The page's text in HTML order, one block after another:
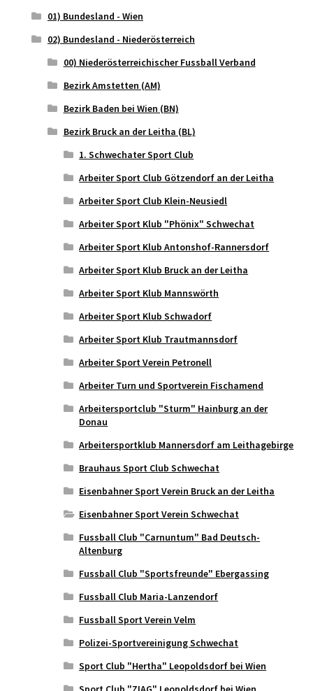
01) Bundesland - Wien
02) Bundesland - Niederösterreich
00) Niederösterreichischer Fussball Verband
Bezirk Amstetten (AM)
Bezirk Baden bei Wien (BN)
Bezirk Bruck an der Leitha (BL)
1. Schwechater Sport Club
Arbeiter Sport Club Götzendorf an der Leitha
Arbeiter Sport Club Klein-Neusiedl
Arbeiter Sport Klub "Phönix" Schwechat
Arbeiter Sport Klub Antonshof-Rannersdorf
Arbeiter Sport Klub Bruck an der Leitha
Arbeiter Sport Klub Mannswörth
Arbeiter Sport Klub Schwadorf
Arbeiter Sport Klub Trautmannsdorf
Arbeiter Sport Verein Petronell
Arbeiter Turn und Sportverein Fischamend
Arbeitersportclub "Sturm" Hainburg an der
Donau
Arbeitersportklub Mannersdorf am Leithagebirge
Brauhaus Sport Club Schwechat
Eisenbahner Sport Verein Bruck an der Leitha
Eisenbahner Sport Verein Schwechat
Fussball Club "Carnuntum" Bad Deutsch-
Altenburg
Fussball Club "Sportsfreunde" Ebergassing
Fussball Club Maria-Lanzendorf
Fussball Sport Verein Velm
Polizei-Sportvereinigung Schwechat
Sport Club "Hertha" Leopoldsdorf bei Wien